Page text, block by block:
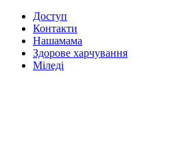
Доступ
Контакти
Нашамама
Здорове харчування
Міледі